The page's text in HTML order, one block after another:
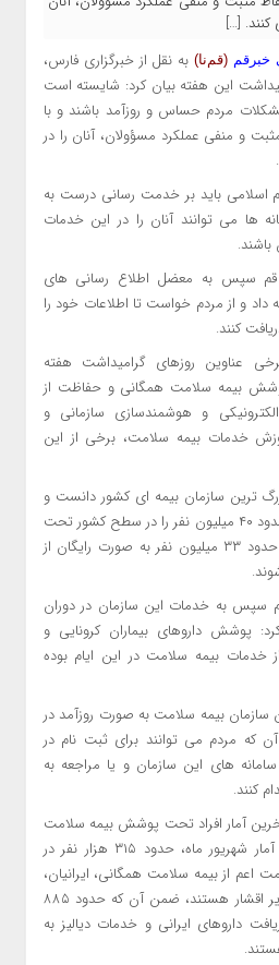
[…]
خبرقم (قم‌نا) به نقل از خبرگزاری فارس،
این هفته بیان کرد: شایسته است
مشکلات مردم حساس و روزآمد باشند و با
و منفی عملکرد مسؤولان، آنان را در
اسلامی باید بر خدمت رسانی درست به
ها می توانند آنان را در این خدمات
باشند.
قم سپس به معضل اطلاع رسانی های
و از مردم خواست تا اطلاعات خود را
کنند.
عناوین روزهای گرامیداشت هفته
بیمه سلامت همگانی و حفاظت از
و هوشمندسازی سازمانی و
خدمات بیمه سلامت، برخی از این
ترین سازمان بیمه ای کشور دانست و
خاطر نشان کرد: این سازمان حدود ۴۰ میلیون نفر را در سطح کشور تحت
نفر
به صورت رایگان از
سپس به خدمات این سازمان در دوران
پوشش داروهای بیماران کرونایی و
بیمه سلامت در این ایام بوده
سازمان بیمه سلامت به صورت روزآمد در
مردم می توانند برای ثبت نام در
های این سازمان و یا مراجعه به
کنند.
آمار افراد تحت پوشش بیمه سلامت
در استان قم گفت: بر اساس آمار شهریور ماه، حدود ۳۱۵ هزار نفر در
از بیمه سلامت همگانی، ایرانیان،
کارکنان، روستاییان، اتباع و سایر اقشار هستند، ضمن آن که حدود ۸۸۵
داروهای ایرانی و خدمات دیالیز به